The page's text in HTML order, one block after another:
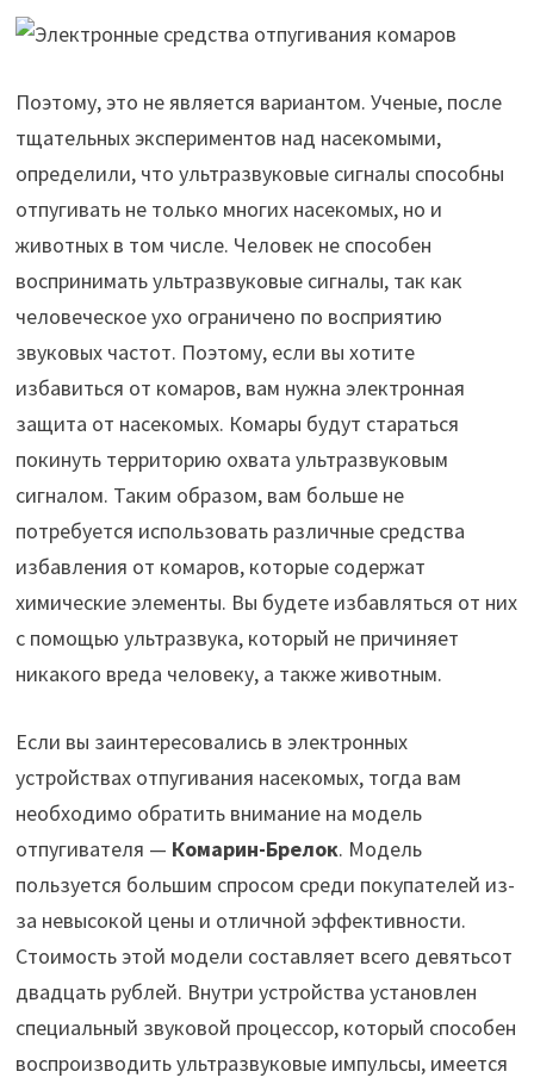
Поэтому, это не является вариантом. Ученые, после
тщательных экспериментов над насекомыми,
определили, что ультразвуковые сигналы способны
отпугивать не только многих насекомых, но и
животных в том числе. Человек не способен
воспринимать ультразвуковые сигналы, так как
человеческое ухо ограничено по восприятию
звуковых частот. Поэтому, если вы хотите
избавиться от комаров, вам нужна электронная
защита от насекомых. Комары будут стараться
покинуть территорию охвата ультразвуковым
сигналом. Таким образом, вам больше не
потребуется использовать различные средства
избавления от комаров, которые содержат
химические элементы. Вы будете избавляться от них
с помощью ультразвука, который не причиняет
никакого вреда человеку, а также животным.
Если вы заинтересовались в электронных
устройствах отпугивания насекомых, тогда вам
необходимо обратить внимание на модель
отпугивателя — Комарин-Брелок. Модель
пользуется большим спросом среди покупателей из-
за невысокой цены и отличной эффективности.
Стоимость этой модели составляет всего девятьсот
двадцать рублей. Внутри устройства установлен
специальный звуковой процессор, который способен
воспроизводить ультразвуковые импульсы, имеется